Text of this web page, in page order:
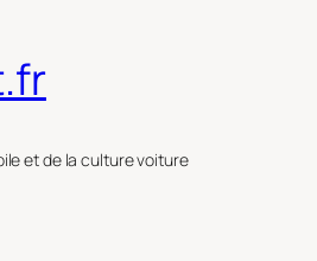
et de la culture voiture